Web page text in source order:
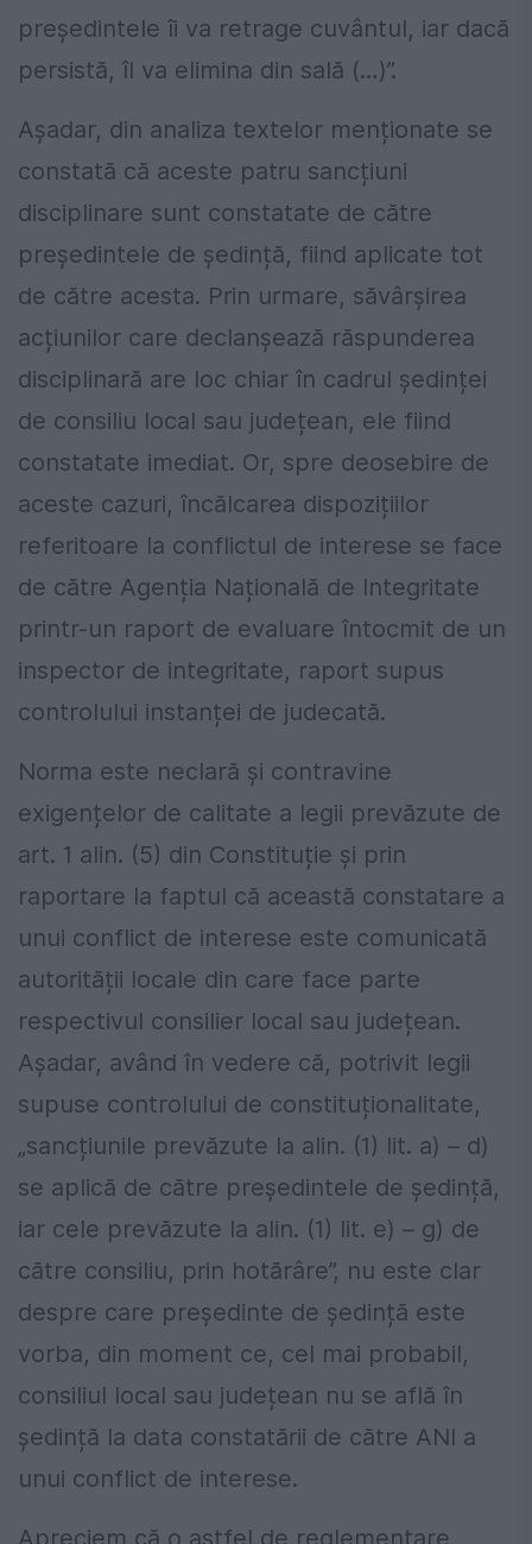
președintele îi va retrage cuvântul, iar dacă
persistă, îl va elimina din sală (…)”.
Așadar, din analiza textelor menționate se
constată că aceste patru sancțiuni
disciplinare sunt constatate de către
președintele de ședință, fiind aplicate tot
de către acesta. Prin urmare, săvârșirea
acțiunilor care declanșează răspunderea
disciplinară are loc chiar în cadrul ședinței
de consiliu local sau județean, ele fiind
constatate imediat. Or, spre deosebire de
aceste cazuri, încălcarea dispozițiilor
referitoare la conflictul de interese se face
de către Agenția Națională de Integritate
printr-un raport de evaluare întocmit de un
inspector de integritate, raport supus
controlului instanței de judecată.
Norma este neclară și contravine
exigențelor de calitate a legii prevăzute de
art. 1 alin. (5) din Constituție și prin
raportare la faptul că această constatare a
unui conflict de interese este comunicată
autorității locale din care face parte
respectivul consilier local sau județean.
Așadar, având în vedere că, potrivit legii
supuse controlului de constituționalitate,
„sancțiunile prevăzute la alin. (1) lit. a) – d)
se aplică de către președintele de ședință,
iar cele prevăzute la alin. (1) lit. e) – g) de
către consiliu, prin hotărâre”, nu este clar
despre care președinte de ședință este
vorba, din moment ce, cel mai probabil,
consiliul local sau județean nu se află în
ședință la data constatării de către ANI a
unui conflict de interese.
Apreciem că o astfel de reglementare